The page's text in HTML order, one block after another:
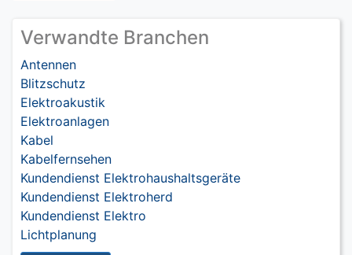
Verwandte Branchen
Antennen
Blitzschutz
Elektroakustik
Elektroanlagen
Kabel
Kabelfernsehen
Kundendienst Elektrohaushaltsgeräte
Kundendienst Elektroherd
Kundendienst Elektro
Lichtplanung